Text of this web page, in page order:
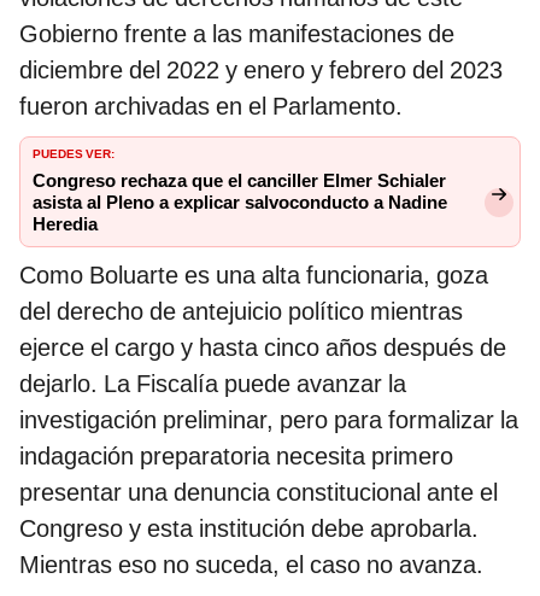
Gobierno frente a las manifestaciones de
diciembre del 2022 y enero y febrero del 2023
fueron archivadas en el Parlamento.
PUEDES VER:
Congreso rechaza que el canciller Elmer Schialer
asista al Pleno a explicar salvoconducto a Nadine
Heredia
Como Boluarte es una alta funcionaria, goza
del derecho de antejuicio político mientras
ejerce el cargo y hasta cinco años después de
dejarlo. La Fiscalía puede avanzar la
investigación preliminar, pero para formalizar la
indagación preparatoria necesita primero
presentar una denuncia constitucional ante el
Congreso y esta institución debe aprobarla.
Mientras eso no suceda, el caso no avanza.